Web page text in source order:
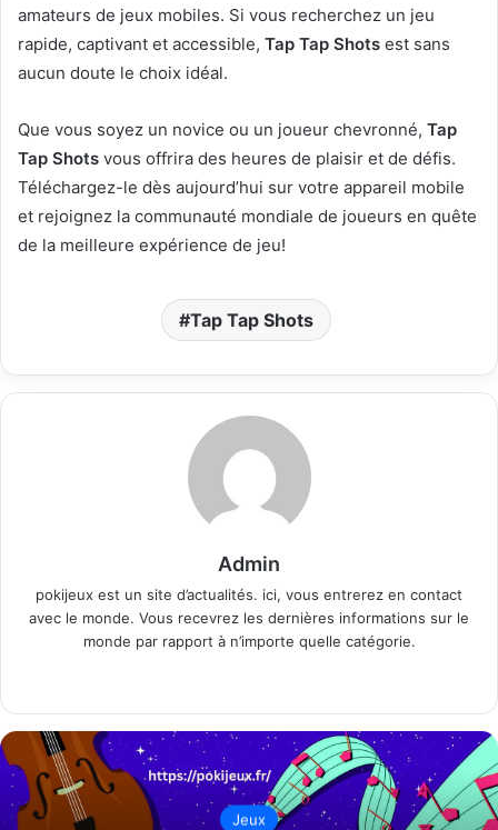
amateurs de jeux mobiles. Si vous recherchez un jeu
rapide, captivant et accessible, Tap Tap Shots est sans
aucun doute le choix idéal.
Que vous soyez un novice ou un joueur chevronné, Tap
Tap Shots vous offrira des heures de plaisir et de défis.
Téléchargez-le dès aujourd’hui sur votre appareil mobile
et rejoignez la communauté mondiale de joueurs en quête
de la meilleure expérience de jeu!
Tap Tap Shots
Admin
pokijeux est un site d’actualités. ici, vous entrerez en contact
avec le monde. Vous recevrez les dernières informations sur le
monde par rapport à n’importe quelle catégorie.
Jeux